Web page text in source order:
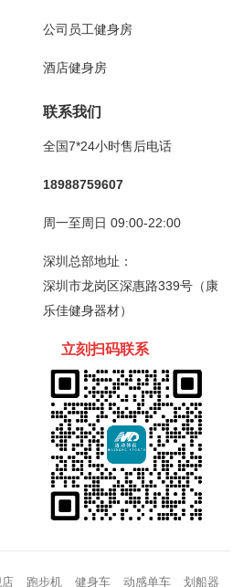
公司员工健身房
酒店健身房
联系我们
全国7*24小时售后电话
18988759607
周一至周日 09:00-22:00
深圳总部地址：
深圳市龙岗区深惠路339号（康
乐佳健身器材）
立刻扫码联系
跑步机 健身车 动感单车 划船器